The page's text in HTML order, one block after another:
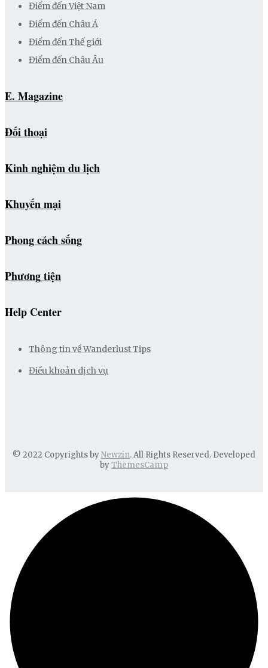
Điểm đến Việt Nam
Điểm đến Châu Á
Điểm đến Thế giới
Điểm đến Châu Âu
E. Magazine
Đối thoại
Kinh nghiệm du lịch
Khuyến mại
Phong cách sống
Phương tiện
Help Center
Thông tin về Wanderlust Tips
Điều khoản dịch vụ
© 2022 Copyrights byNewzin. All Rights Reserved. Developed
byThemesCamp